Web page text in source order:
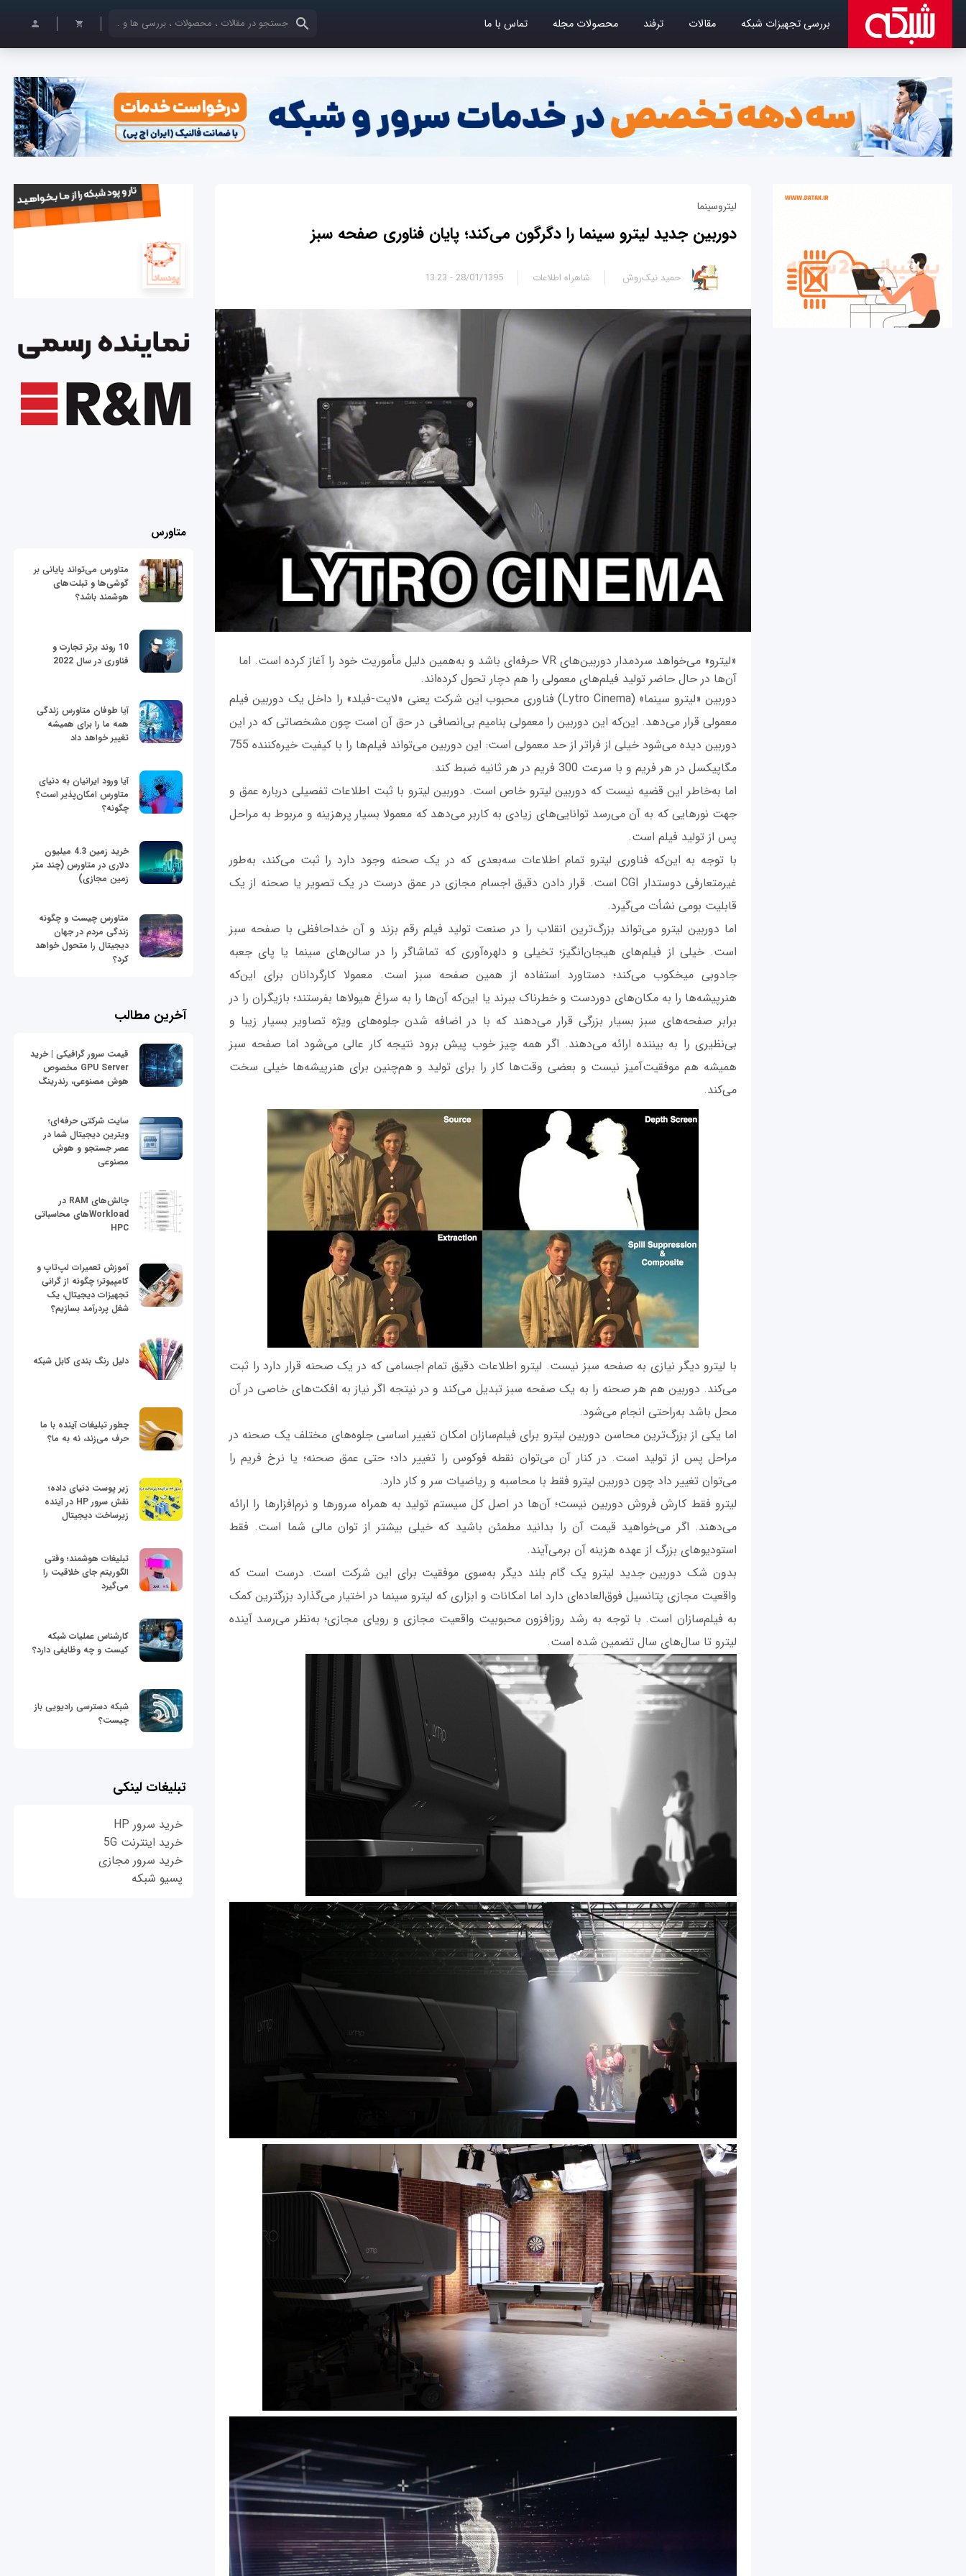
بررسی تجهیزات شبکه مقالات ترفند محصولات مجله تماس با ما کلمات کلیدی خود را وارد کنید
لیتروسینما
دوربین جدید لیترو سینما را دگرگون می‌کند؛ پایان فناوری صفحه سبز
28/01/1395 - 13:23 حمید نیک‌روش شاهراه اطلاعات
«لیترو» می‌خواهد سردمدار دوربین‌های VR حرفه‌ای باشد و به‌همین دلیل مأموریت خود را آغاز کرده است. اما
آن‌ها در حال حاضر تولید فیلم‌های معمولی را هم دچار تحول کرده‌اند.
دوربین «لیترو سینما» (Lytro Cinema) فناوری محبوب این شرکت یعنی «لایت-فیلد» را داخل یک دوربین فیلم
معمولی قرار می‌دهد. این‌که این دوربین را معمولی بنامیم بی‌انصافی در حق آن است چون مشخصاتی که در این
دوربین دیده می‌شود خیلی از فراتر از حد معمولی است: این دوربین می‌تواند فیلم‌ها را با کیفیت خیره‌کننده 755
مگاپیکسل در هر فریم و با سرعت 300 فریم در هر ثانیه ضبط کند.
اما به‌خاطر این قضیه نیست که دوربین لیترو خاص است. دوربین لیترو با ثبت اطلاعات تفصیلی درباره عمق و
جهت نورهایی که به آن می‌رسد توانایی‌های زیادی به کاربر می‌دهد که معمولا بسیار پرهزینه و مربوط به مراحل
پس از تولید فیلم است.
با توجه به این‌که فناوری لیترو تمام اطلاعات سه‌بعدی که در یک صحنه وجود دارد را ثبت می‌کند، به‌طور
غیرمتعارفی دوستدار CGI است. قرار دادن دقیق اجسام مجازی در عمق درست در یک تصویر یا صحنه از یک
قابلیت بومی نشأت می‌گیرد.
اما دوربین لیترو می‌تواند بزرگ‌ترین انقلاب را در صنعت تولید فیلم رقم بزند و آن خداحافظی با صفحه سبز
است. خیلی از فیلم‌های هیجان‌انگیز؛ تخیلی و دلهره‌آوری که تماشاگر را در سالن‌های سینما یا پای جعبه
جادوبی میخکوب می‌کند؛ دستاورد استفاده از همین صفحه سبز است. معمولا کارگردانان برای این‌که
هنرپیشه‌ها را به مکان‌های دوردست و خطرناک ببرند یا این‌که آن‌ها را به سراغ هیولاها بفرستند؛ بازیگران را در
برابر صفحه‌های سبز بسیار بزرگی قرار می‌دهند که با در اضافه شدن جلو‌ه‌های ویژه تصاویر بسیار زیبا و
بی‌نظیری را به بیننده ارائه می‌دهند. اگر همه چیز خوب پیش برود نتیجه کار عالی می‌شود اما صفحه سبز
همیشه هم موفقیت‌آمیز نیست و بعضی وقت‌ها کار را برای تولید و هم‌چنین برای هنرپیشه‌ها خیلی سخت
می‌کند.
با لیترو دیگر نیازی به صفحه سبز نیست. لیترو اطلاعات دقیق تمام اجسامی که در یک صحنه قرار دارد را ثبت
می‌کند. دوربین هم هر صحنه را به یک صفحه سبز تبدیل می‌کند و در نیتجه اگر نیاز به افکت‌های خاصی در آن
محل باشد به‌راحتی انجام می‌شود.
اما یکی از بزرگ‌ترین محاسن دوربین لیترو برای فیلم‌سازان امکان تغییر اساسی جلوه‌‌های مختلف یک صحنه در
مراحل پس از تولید است. در کنار آن می‌توان نقطه فوکوس را تغییر داد؛ حتی عمق صحنه؛ یا نرخ فریم را
می‌توان تغییر داد چون دوربین لیترو فقط با محاسبه و ریاضیات سر و کار دارد.
لیترو فقط کارش فروش دوربین نیست؛ آن‌ها در اصل کل سیستم تولید به همراه سرورها و نرم‌افزارها را ارائه
می‌دهند. اگر می‌خواهید قیمت آن را بدانید مطمئن باشید که خیلی بیشتر از توان مالی شما است. فقط
استودیوهای بزرگ از عهده هزینه آن برمی‌آیند.
بدون شک دوربین جدید لیترو یک گام بلند دیگر به‌سوی موفقیت برای این شرکت است. درست است که
واقعیت مجازی پتانسیل فوق‌العاده‌ای دارد اما امکانات و ابزاری که لیترو سینما در اختیار می‌گذارد بزرگترین کمک
به فیلم‌سازان است. با توجه به رشد روزافزون محبوبیت واقعیت مجازی و رویای مجازی؛‌ به‌نظر می‌رسد آینده
لیترو تا سال‌های سال تضمین شده است.
متاورس
متاورس می‌تواند پایانی بر
گوشی‌ها و تبلت‌های
هوشمند باشد؟
10 روند برتر تجارت و
فناوری در سال 2022
آیا طوفان متاورس زندگی
همه ما را برای همیشه
تغییر خواهد داد
آیا ورود ایرانیان به دنیای
متاورس امکان‌پذیر است؟
چگونه؟
خرید زمین 4.3 میلیون
دلاری در متاورس (چند متر
زمین مجازی)
متاورس چیست و چگونه
زندگی مردم در جهان
دیجیتال را متحول خواهد
کرد؟
آخرین مطالب
قیمت سرور گرافیکی | خرید
GPU Server مخصوص
هوش مصنوعی، رندرینگ
سایت شرکتی حرفه‌ای؛
ویترین دیجیتال شما در
عصر جستجو و هوش
مصنوعی
چالش‌های RAM در
Workloadهای محاسباتی
HPC
آموزش تعمیرات لپ‌تاپ و
کامپیوتر؛ چگونه از گرانی
تجهیزات دیجیتال، یک
شغل پردرآمد بسازیم؟
دلیل رنگ بندی کابل شبکه
چطور تبلیغات آینده با ما
حرف می‌زند، نه به ما؟
زیر پوست دنیای داده؛
نقش سرور HP در آینده
زیرساخت دیجیتال
تبلیغات هوشمند؛ وقتی
الگوریتم جای خلاقیت را
می‌گیرد
کارشناس عملیات شبکه
کیست و چه وظایفی دارد؟
شبکه دسترسی رادیویی باز
چیست؟
تبلیغات لینکی
خرید سرور HP
خرید اینترنت 5G
خرید سرور مجازی
پسیو شبکه